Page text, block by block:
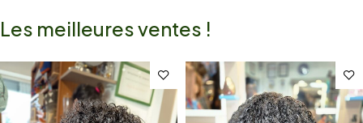
Les meilleures ventes !